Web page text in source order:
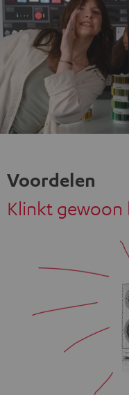
Voordelen
Klinkt gewoon